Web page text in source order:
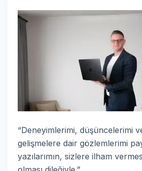
“Deneyimlerimi, düşüncelerimi
gelişmelere dair gözlemlerimi
yazılarımın, sizlere ilham